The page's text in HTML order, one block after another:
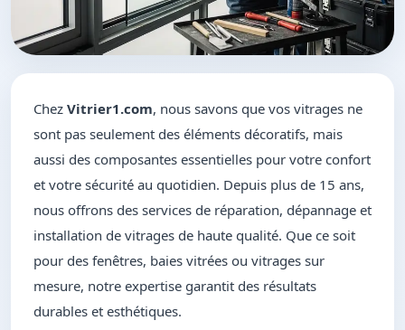
Chez Vitrier1.com, nous savons que vos vitrages ne
sont pas seulement des éléments décoratifs, mais
aussi des composantes essentielles pour votre confort
et votre sécurité au quotidien. Depuis plus de 15 ans,
nous offrons des services de réparation, dépannage et
installation de vitrages de haute qualité. Que ce soit
pour des fenêtres, baies vitrées ou vitrages sur
mesure, notre expertise garantit des résultats
durables et esthétiques.